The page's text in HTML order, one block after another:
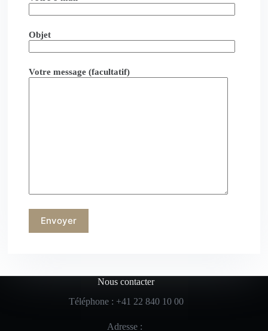
Objet
Votre message (facultatif)
Nous contacter
Téléphone : +41 22 840 10 00
Adresse :